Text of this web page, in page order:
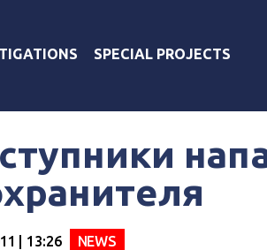
SPECIAL PROJECTS
| 13:26 NEWS